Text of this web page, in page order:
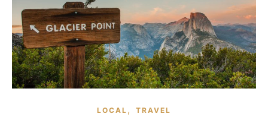
LOCAL , TRAVEL